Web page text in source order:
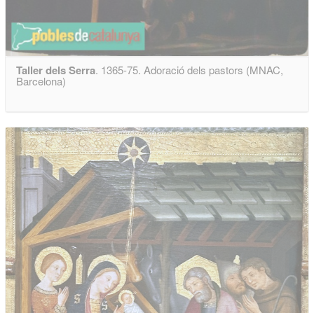
Taller dels Serra. 1365-75. Adoració dels pastors (MNAC,
Barcelona)